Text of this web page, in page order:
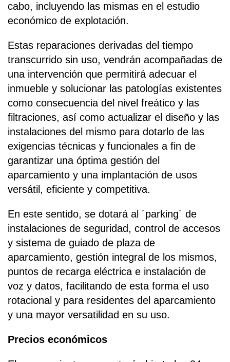
cabo, incluyendo las mismas en el estudio
económico de explotación.
Estas reparaciones derivadas del tiempo
transcurrido sin uso, vendrán acompañadas de
una intervención que permitirá adecuar el
inmueble y solucionar las patologías existentes
como consecuencia del nivel freático y las
filtraciones, así como actualizar el diseño y las
instalaciones del mismo para dotarlo de las
exigencias técnicas y funcionales a fin de
garantizar una óptima gestión del
aparcamiento y una implantación de usos
versátil, eficiente y competitiva.
En este sentido, se dotará al ´parking´ de
instalaciones de seguridad, control de accesos
y sistema de guiado de plaza de
aparcamiento, gestión integral de los mismos,
puntos de recarga eléctrica e instalación de
voz y datos, facilitando de esta forma el uso
rotacional y para residentes del aparcamiento
y una mayor versatilidad en su uso.
Precios económicos